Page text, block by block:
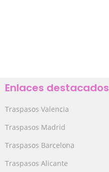
Enlaces destacados
Traspasos Valencia
Traspasos Madrid
Traspasos Barcelona
Traspasos Alicante